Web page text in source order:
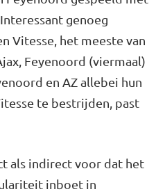
genoeg
Vitesse, het meeste van
Feyenoord (viermaal)
en AZ allebei hun
te bestrijden, past
als indirect voor dat het
inboet in